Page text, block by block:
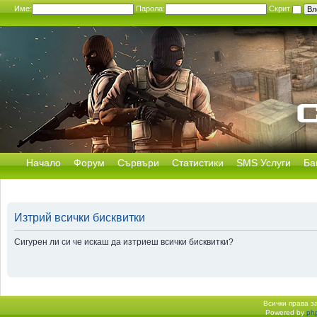
Име: Парола: Скрит
Начало Форум Сървъри Статистики SMS Услуги
Изтрий всички бисквитки
Сигурен ли си че искаш да изтриеш всички бисквитки?
Всички права
Powered by